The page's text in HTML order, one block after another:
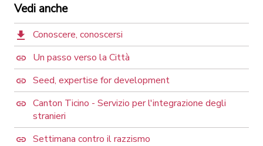
Vedi anche
Conoscere, conoscersi
Un passo verso la Città
Seed, expertise for development
Canton Ticino - Servizio per l'integrazione degli
stranieri
Settimana contro il razzismo